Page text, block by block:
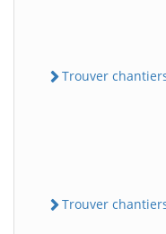
Trouver
Trouver